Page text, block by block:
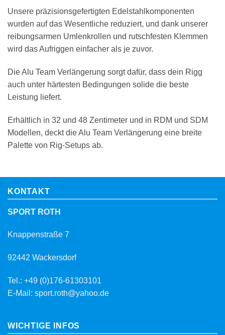
Unsere präzisionsgefertigten Edelstahlkomponenten
wurden auf das Wesentliche reduziert, und dank unserer
reibungsarmen Umlenkrollen und rutschfesten Klemmen
wird das Aufriggen einfacher als je zuvor.
Die Alu Team Verlängerung sorgt dafür, dass dein Rigg
auch unter härtesten Bedingungen solide die beste
Leistung liefert.
Erhältlich in 32 und 48 Zentimeter und in RDM und SDM
Modellen, deckt die Alu Team Verlängerung eine breite
Palette von Rig-Setups ab.
KONTAKT
SPORT ROTH
Knappenstraße 7
92442 Wackersdorf
Tel.: +49 (0)176-61303101
E-Mail: sport.roth@yahoo.de
WICHTIGE INFOS